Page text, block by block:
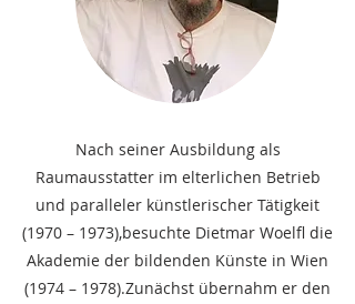
Nach seiner Ausbildung als
Raumausstatter im elterlichen Betrieb
und paralleler künstlerischer Tätigkeit
(1970 – 1973),besuchte Dietmar Woelfl die
Akademie der bildenden Künste in Wien
(1974 – 1978).Zunächst übernahm er den